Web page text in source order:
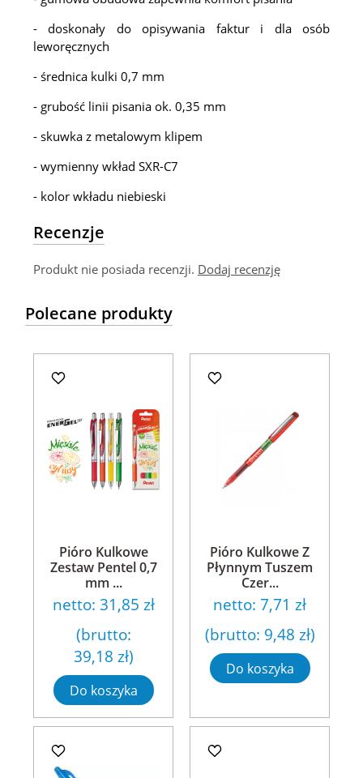
- doskonały do opisywania faktur i dla osób
leworęcznych
- średnica kulki 0,7 mm
- grubość linii pisania ok. 0,35 mm
- skuwka z metalowym klipem
- wymienny wkład SXR-C7
- kolor wkładu niebieski
Recenzje
Produkt nie posiada recenzji. Dodaj recenzję
Polecane produkty
Pióro Kulkowe
Zestaw Pentel 0,7
mm ...
netto: 31,85 zł
(brutto:
39,18 zł)
Do koszyka
Pióro Kulkowe Z
Płynnym Tuszem
Czer...
netto: 7,71 zł
(brutto: 9,48 zł)
Do koszyka